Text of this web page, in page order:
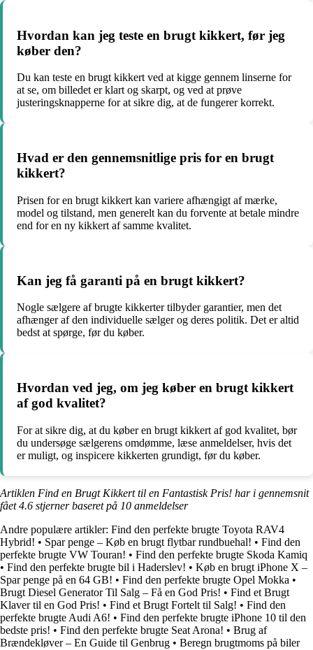
Hvordan kan jeg teste en brugt kikkert, før jeg
køber den?
Du kan teste en brugt kikkert ved at kigge gennem linserne for
at se, om billedet er klart og skarpt, og ved at prøve
justeringsknapperne for at sikre dig, at de fungerer korrekt.
Hvad er den gennemsnitlige pris for en brugt
kikkert?
Prisen for en brugt kikkert kan variere afhængigt af mærke,
model og tilstand, men generelt kan du forvente at betale mindre
end for en ny kikkert af samme kvalitet.
Kan jeg få garanti på en brugt kikkert?
Nogle sælgere af brugte kikkerter tilbyder garantier, men det
afhænger af den individuelle sælger og deres politik. Det er altid
bedst at spørge, før du køber.
Hvordan ved jeg, om jeg køber en brugt kikkert
af god kvalitet?
For at sikre dig, at du køber en brugt kikkert af god kvalitet, bør
du undersøge sælgerens omdømme, læse anmeldelser, hvis det
er muligt, og inspicere kikkerten grundigt, før du køber.
Artiklen Find en Brugt Kikkert til en Fantastisk Pris! har i gennemsnit
fået4.6 stjerner baseret på 10 anmeldelser
Andre populære artikler: Find den perfekte brugte Toyota RAV4
Hybrid! • Spar penge – Køb en brugt flytbar rundbuehal! • Find den
perfekte brugte VW Touran! • Find den perfekte brugte Skoda Kamiq
• Find den perfekte brugte bil i Haderslev! • Køb en brugt iPhone X –
Spar penge på en 64 GB! • Find den perfekte brugte Opel Mokka •
Brugt Diesel Generator Til Salg – Få en God Pris! • Find et Brugt
Klaver til en God Pris! • Find et Brugt Fortelt til Salg! • Find den
perfekte brugte Audi A6! • Find den perfekte brugte iPhone 10 til den
bedste pris! • Find den perfekte brugte Seat Arona! • Brug af
Brændekløver – En Guide til Genbrug • Beregn brugtmoms på biler